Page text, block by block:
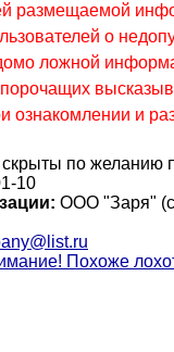
размещаемой
о
ложной
ознакомлении и
по желанию
10
ООО "Заря"
Похоже